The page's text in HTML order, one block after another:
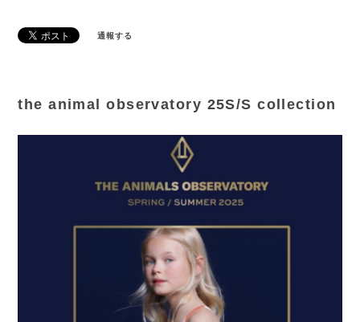
通報する
the animal observatory 25S/S collection